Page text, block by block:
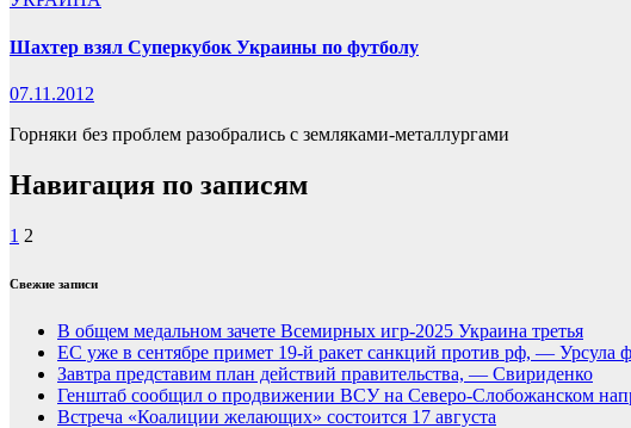
Шахтер взял Суперкубок Украины по футболу
07.11.2012
Горняки без проблем разобрались с земляками-металлургами
Навигация по записям
1 2
Свежие записи
В общем медальном зачете Всемирных игр-2025 Украина третья
ЕС уже в сентябре примет 19-й ракет санкций против рф, — Урсула
Завтра представим план действий правительства, — Свириденко
Генштаб сообщил о продвижении ВСУ на Северо-Слобожанском
Встреча «Коалиции желающих» состоится 17 августа